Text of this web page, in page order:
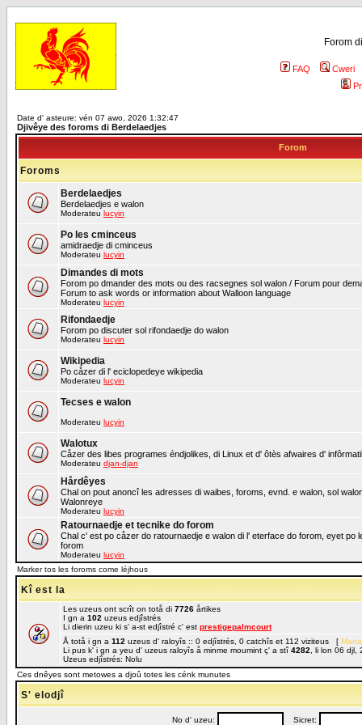
Forom
FAQ
Cweri
Date d' asteure: vén 07 awo, 2026 1:32:47
Djivêye des foroms di Berdelaedjes
Forom
Foroms
Berdelaedjes
Berdelaedjes e walon
Moderateu lucyin
Po les cminceus
amidraedje di cminceus
Moderateu lucyin
Dimandes di mots
Forom po dmander des mots ou des racsegnes sol walon / Forum pour
Forum to ask words or information about Walloon language
Moderateu lucyin
Rifondaedje
Forom po discuter sol rifondaedje do walon
Moderateu lucyin
Wikipedia
Po cåzer di l' eciclopedeye wikipedia
Moderateu lucyin
Tecses e walon
Moderateu lucyin
Walotux
Cåzer des libes programes éndjolikes, di Linux et d' ôtès afwaires d'
Moderateu djan-djan
Hårdêyes
Chal on pout anoncî les adresses di waibes, foroms, evnd. e walon, sol
Walonreye
Moderateu lucyin
Ratournaedje et tecnike do forom
Chal c' est po cåzer do ratournaedje e walon di l' eterface do forom, eyet
forom
Moderateu lucyin
Marker tos les foroms come léjhous
Kî est la
Les uzeus ont scrît on totå di 7726 årtikes
I gn a 102 uzeus edjîstrés
Li dierin uzeu ki s' a-st edjîstré c' est prestigepalmcourt
Å totå i gn a 112 uzeus d' raloyîs :: 0 edjîstrés, 0 catchîs et 112 viziteus [
Li pus k' i gn a yeu d' uzeus raloyîs å minme moumint ç' a stî 4282 , li lon 06
Uzeus edjîstrés: Nolu
Ces dnêyes sont metowes a djoû totes les cénk munutes
S' elodjî
No d' uzeu: Sicret: